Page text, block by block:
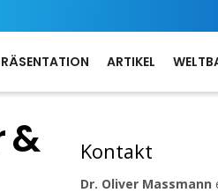
ARTIKEL
&
Kontakt
Dr. Oliver Massmann